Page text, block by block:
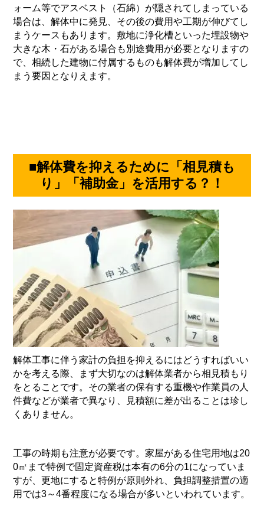
ォーム等でアスベスト（石綿）が隠されてしまっている
場合は、解体中に発見、その後の費用や工期が伸びてし
まうケースもあります。敷地に浄化槽といった埋設物や
大きな木・石がある場合も別途費用が必要となりますの
で、相続した建物に付属するものも解体費が増加してし
まう要因となりえます。
■解体費を抑えるために「相見積も
り」「補助金」を活用する？！
解体工事に伴う家計の負担を抑えるにはどうすればいい
かを考える際、まず大切なのは解体業者から相見積もり
をとることです。その業者の保有する重機や作業員の人
件費などが業者で異なり、見積額に差が出ることは珍し
くありません。
工事の時期も注意が必要です。家屋がある住宅用地は20
0㎡まで特例で固定資産税は本有の6分の1になっていま
すが、更地にすると特例が原則外れ、負担調整措置の適
用では3～4番程度になる場合が多いといわれています。